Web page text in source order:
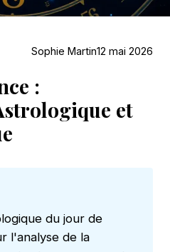
Sophie Martin12 mai 2026
:
et
du jour de
l'analyse de la